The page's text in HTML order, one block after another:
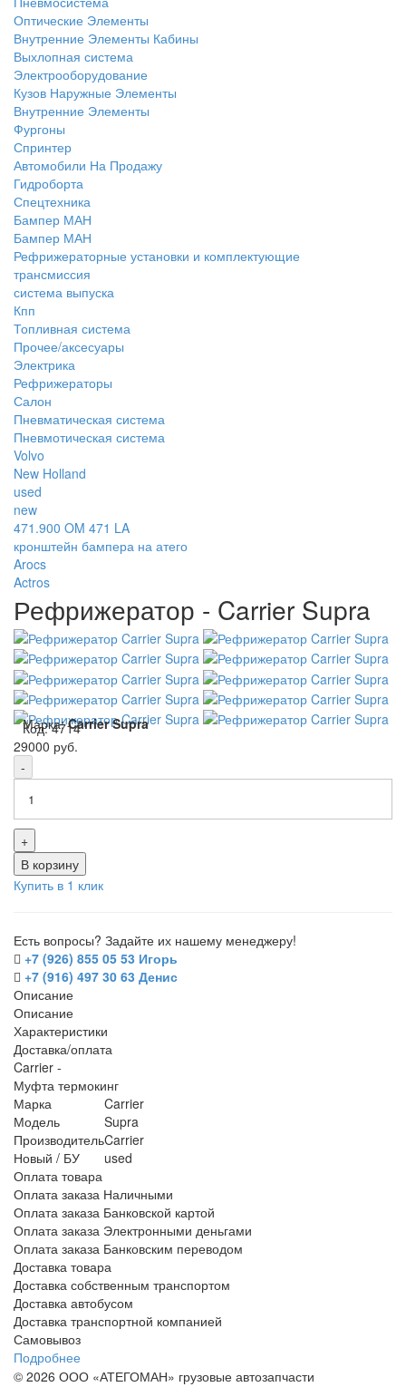
Оптические Элементы
Внутренние Элементы Кабины
Выхлопная система
Электрооборудование
Кузов Наружные Элементы
Внутренние Элементы
Фургоны
Спринтер
Автомобили На Продажу
Гидроборта
Спецтехника
Бампер МАН
Бампер МАН
Рефрижераторные установки и комплектующие
трансмиссия
система выпуска
Кпп
Топливная система
Прочее/аксесуары
Электрика
Рефрижераторы
Салон
Пневматическая система
Пневмотическая система
Volvo
New Holland
used
new
471.900 OM 471 LA
кронштейн бампера на атего
Arocs
Actros
Рефрижератор - Carrier Supra
Марка:Carrier Supra
Код:4714
29000 руб.
-
+
В корзину
Купить в 1 клик
Есть вопросы? Задайте их нашему менеджеру!
+7 (926) 855 05 53 Игорь
+7 (916) 497 30 63 Денис
Описание
Описание
Характеристики
Доставка/оплата
Carrier -
Муфта термокинг
Марка
Carrier
Модель
Supra
ПроизводительCarrier
Новый / БУ
used
Оплата товара
Оплата заказа Наличными
Оплата заказа Банковской картой
Оплата заказа Электронными деньгами
Оплата заказа Банковским переводом
Доставка товара
Доставка собственным транспортом
Доставка автобусом
Доставка транспортной компанией
Самовывоз
Подробнее
© 2026 ООО «АТЕГОМАН» грузовые автозапчасти